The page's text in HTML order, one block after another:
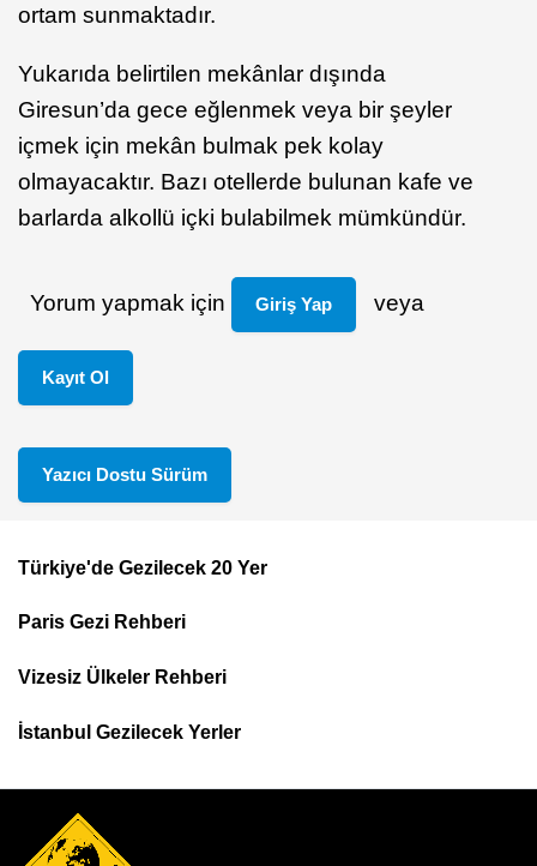
ortam sunmaktadır.
Yukarıda belirtilen mekânlar dışında
Giresun’da gece eğlenmek veya bir şeyler
içmek için mekân bulmak pek kolay
olmayacaktır. Bazı otellerde bulunan kafe ve
barlarda alkollü içki bulabilmek mümkündür.
Yorum yapmak için Giriş Yap veya
Kayıt Ol
Yazıcı Dostu Sürüm
Footer
Top
Menu
Türkiye'de Gezilecek 20 Yer
Paris Gezi Rehberi
Vizesiz Ülkeler Rehberi
İstanbul Gezilecek Yerler